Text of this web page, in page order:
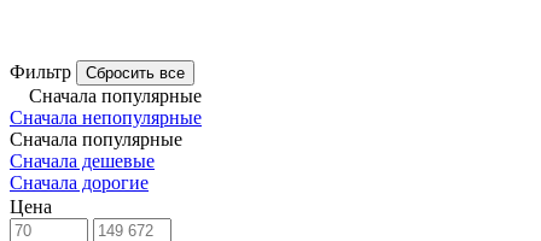
Фильтр Сбросить все
Сначала популярные
Сначала непопулярные
Сначала популярные
Сначала дешевые
Сначала дорогие
Цена